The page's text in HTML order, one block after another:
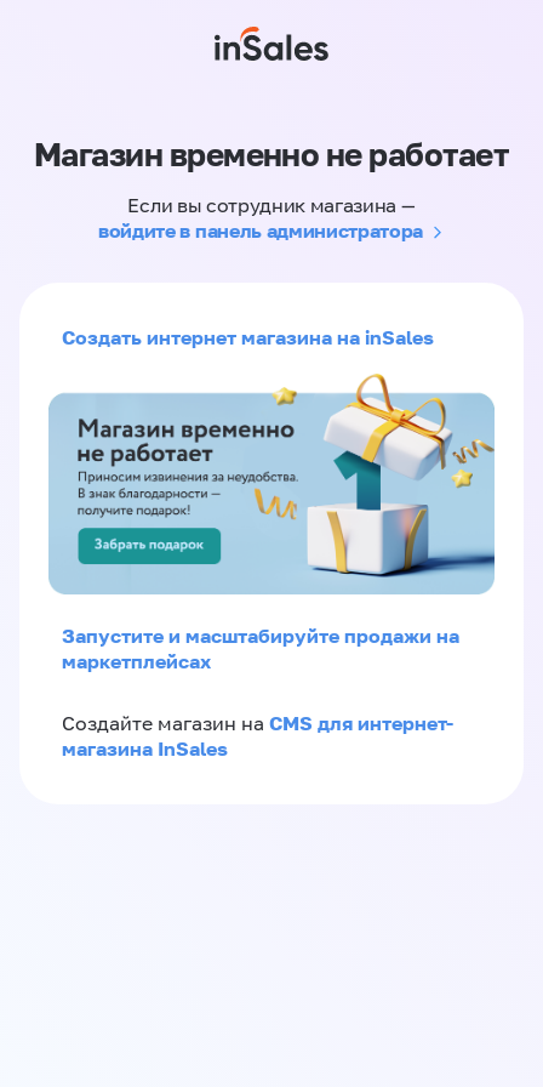
Магазин временно не работает
Если вы сотрудник магазина —
войдите в панель администратора
Создать интернет магазина на inSales
Запустите и масштабируйте продажи на
маркетплейсах
Создайте магазин на CMS для интернет-
магазина InSales